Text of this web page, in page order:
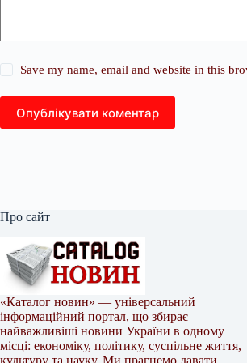
Save my name, email and website in this
Опублікувати коментар
Про сайт
«Каталог новин» — універсальний
інформаційний портал, що збирає
найважливіші новини України в одному
місці: економіку, політику, суспільне життя,
культуру та науку. Ми прагнемо давати